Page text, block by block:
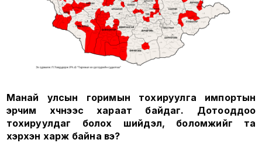
Манай улсын горимын тохируулга импортын
эрчим хүчнээс хараат байдаг. Дотооддоо
тохируулдаг болох шийдэл, боломжийг та
хэрхэн харж байна вэ?